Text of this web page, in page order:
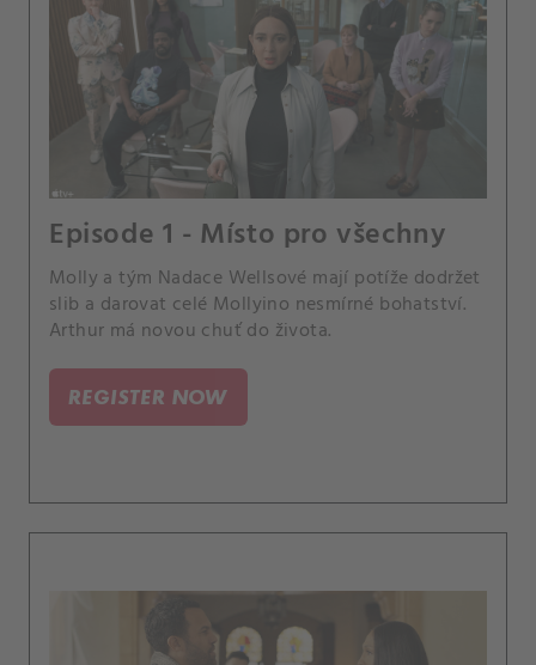
Episode 1 - Místo pro všechny
Molly a tým Nadace Wellsové mají potíže dodržet
slib a darovat celé Mollyino nesmírné bohatství.
Arthur má novou chuť do života.
REGISTER NOW